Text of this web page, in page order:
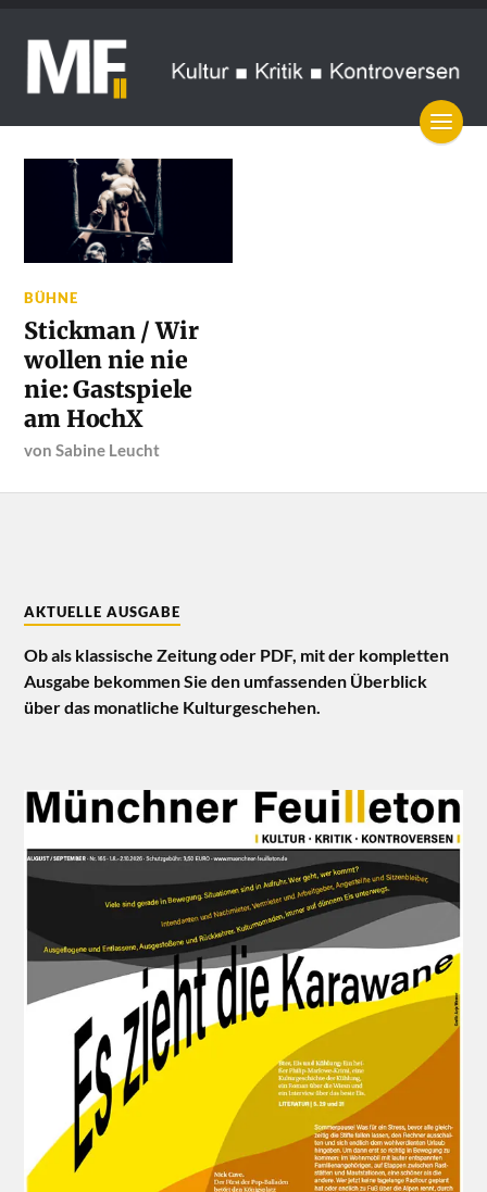
BÜHNE
Stickman / Wir
wollen nie nie
nie: Gastspiele
am HochX
vonSabine Leucht
AKTUELLE AUSGABE
Ob als klassische Zeitung oder PDF, mit der kompletten
Ausgabe bekommen Sie den umfassenden Überblick
über das monatliche Kulturgeschehen.